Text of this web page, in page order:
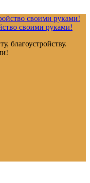
своими руками!
благоустройству.